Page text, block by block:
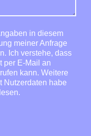
in diesem
meiner Anfrage
Ich verstehe, dass
per E-Mail an
kann. Weitere
Nutzerdaten habe